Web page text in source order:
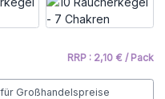
RRP : 2,10 € / Pack
Großhandelspreise